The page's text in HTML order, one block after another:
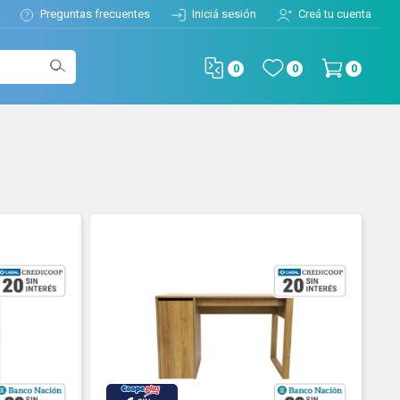
Preguntas frecuentes Iniciá sesión Creá tu cuenta
0 0 0